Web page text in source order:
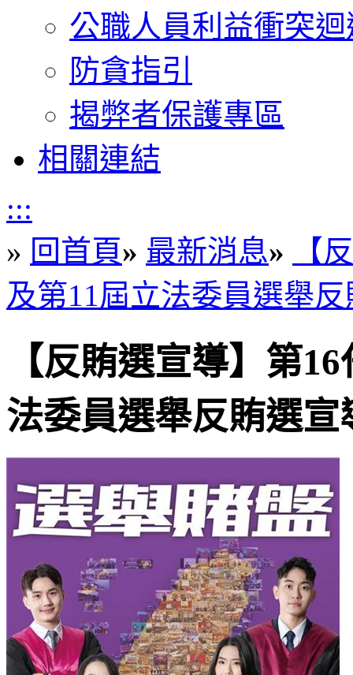
公職人員利益衝突
防貪指引
揭弊者保護專區
相關連結
:::
» 回首頁» 最新消息»
【
及第11屆立法委員選舉
【反賄選宣導】第
法委員選舉反賄選宣